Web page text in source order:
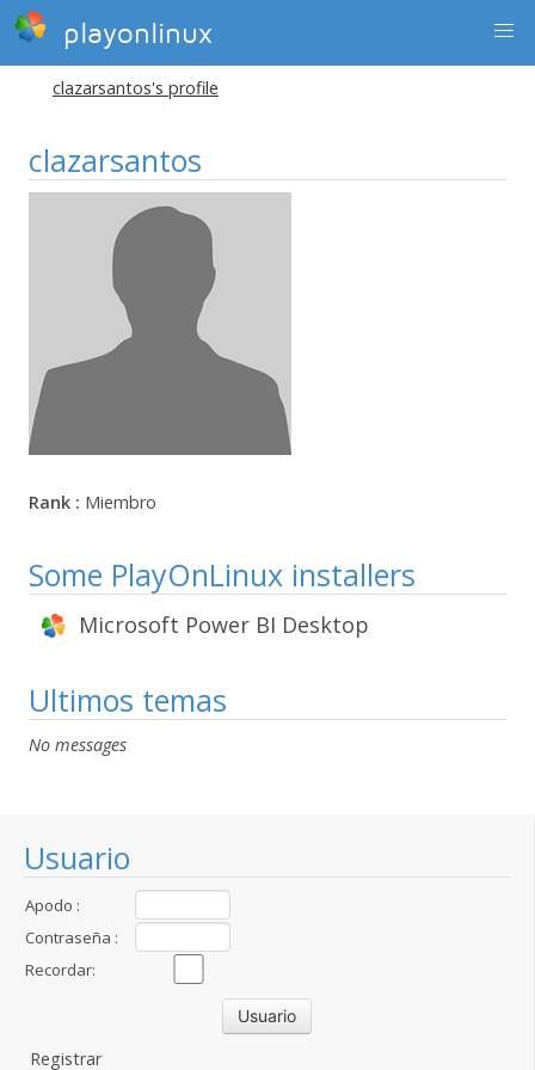
playonlinux
Usuario
Apodo :
Contraseña :
Recordar:
Registrar
clazarsantos's profile
clazarsantos
Rank : Miembro
Some PlayOnLinux installers
Microsoft Power BI Desktop
Ultimos temas
No messages